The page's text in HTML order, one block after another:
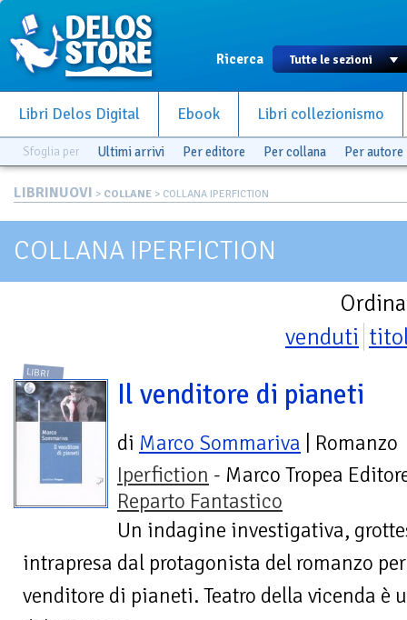
Ricerca
Libri Delos Digital Ebook Libri collezionismo
Sfoglia per Ultimi arrivi Per editore Per collana Per autore
LIBRINUOVI > COLLANE > COLLANA IPERFICTION
COLLANA IPERFICTION
venduti
LIBRI
Il venditore di pianeti
di Marco Sommariva | Romanzo
Iperfiction - Marco Tropea
Reparto Fantastico
Un indagine investigativa,
intrapresa dal protagonista del romanzo
venditore di pianeti. Teatro della vicenda è